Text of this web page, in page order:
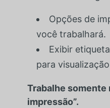
Opções de
você trabalhará.
Exibir
para
Trabalhe somente
impressão”.